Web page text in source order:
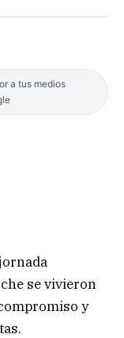
a tus medios
se vivieron
y